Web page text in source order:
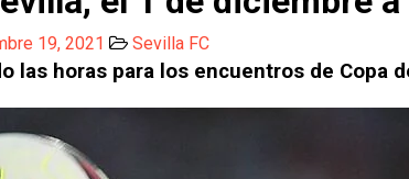
19, 2021 Sevilla FC
las horas para los encuentros de